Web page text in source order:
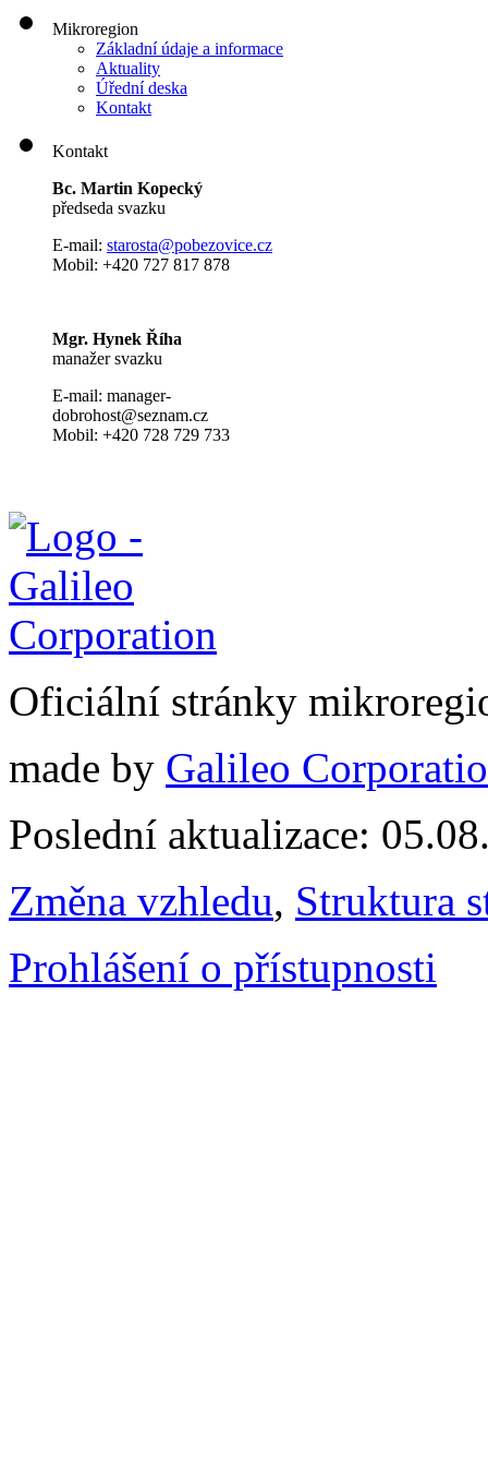
Mikroregion
Základní údaje a informace
Aktuality
Úřední deska
Kontakt
Kontakt
Bc. Martin Kopecký
předseda svazku
E-mail: starosta@pobezovice.cz
Mobil: +420 727 817 878
Mgr. Hynek Říha
manažer svazku
E-mail: manager-
dobrohost@seznam.cz
Mobil: +420 728 729 733
Oficiální stránky
made by Galileo
Poslední aktualizace:
Změna vzhledu, Struktura
Prohlášení o přístupnosti